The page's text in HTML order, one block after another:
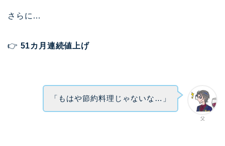
さらに…
👉 51カ月連続値上げ
父
「もはや節約料理じゃないな…」